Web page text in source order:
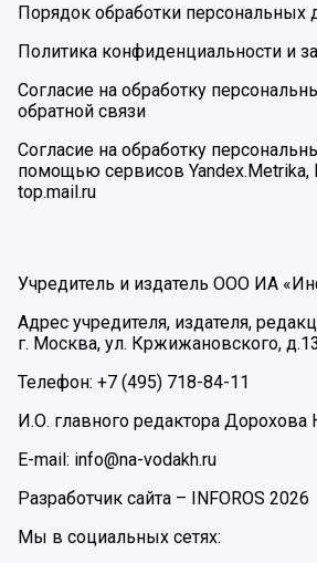
Порядок обработки персональных
Политика конфиденциальности и
Согласие на обработку
обратной связи
Согласие на обработку
помощью сервисов Yandex.Metrika,
top.mail.ru
Учредитель и издатель ООО ИА
Адрес учредителя, издателя,
г. Москва, ул. Кржижановского,
Телефон: +7 (495) 718-84-11
И.О. главного редактора Дорохова
E-mail: info@na-vodakh.ru
Разработчик сайта – INFOROS 2026
Мы в социальных сетях: